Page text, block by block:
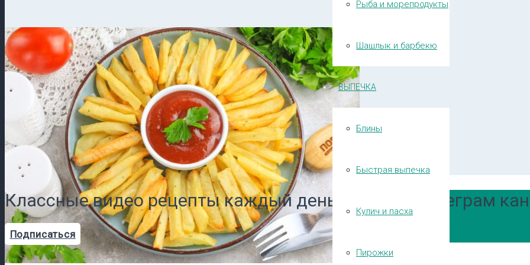
Рыба и морепродукты
Шашлык и барбекю
ВЫПЕЧКА
Блины
Быстрая выпечка
Кулич и пасха
Пирожки
Классные видео рецепты каждый день в нашем Телеграм
Подписаться